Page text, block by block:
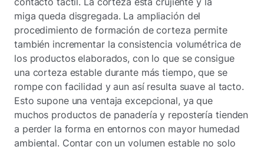
miga queda disgregada. La ampliación del
procedimiento de formación de corteza permite
también incrementar la consistencia volumétrica de
los productos elaborados, con lo que se consigue
una corteza estable durante más tiempo, que se
rompe con facilidad y aun así resulta suave al tacto.
Esto supone una ventaja excepcional, ya que
muchos productos de panadería y repostería tienden
a perder la forma en entornos con mayor humedad
ambiental. Contar con un volumen estable no solo